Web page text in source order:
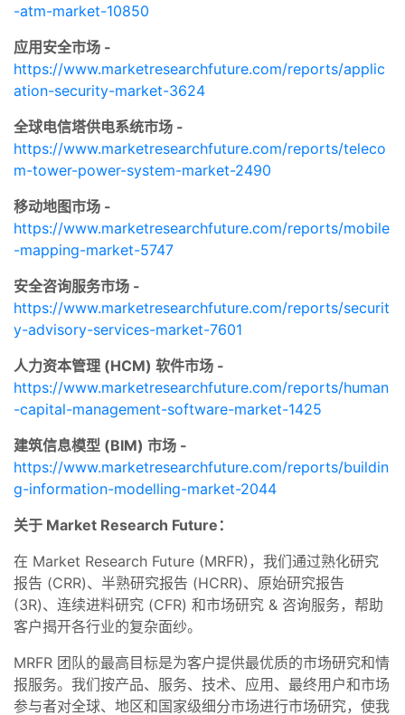
-atm-market-10850
应用安全市场 -
https://www.marketresearchfuture.com/reports/applic
ation-security-market-3624
全球电信塔供电系统市场 -
https://www.marketresearchfuture.com/reports/teleco
m-tower-power-system-market-2490
移动地图市场 -
https://www.marketresearchfuture.com/reports/mobile
-mapping-market-5747
安全咨询服务市场 -
https://www.marketresearchfuture.com/reports/securit
y-advisory-services-market-7601
人力资本管理 (HCM) 软件市场 -
https://www.marketresearchfuture.com/reports/human
-capital-management-software-market-1425
建筑信息模型 (BIM) 市场 -
https://www.marketresearchfuture.com/reports/buildin
g-information-modelling-market-2044
关于 Market Research Future：
在 Market Research Future (MRFR)，我们通过熟化研究
报告 (CRR)、半熟研究报告 (HCRR)、原始研究报告
(3R)、连续进料研究 (CFR) 和市场研究 & 咨询服务，帮助
客户揭开各行业的复杂面纱。
MRFR 团队的最高目标是为客户提供最优质的市场研究和情
报服务。我们按产品、服务、技术、应用、最终用户和市场
参与者对全球、地区和国家级细分市场进行市场研究，使我